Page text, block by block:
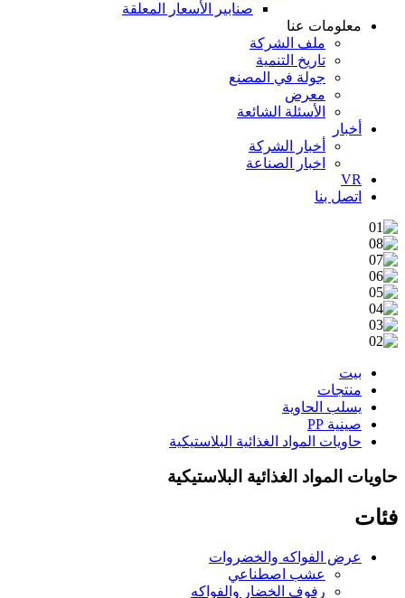
صنابير الأسعار المعلقة
معلومات عنا
ملف الشركة
تاريخ التنمية
جولة في المصنع
معرض
الأسئلة الشائعة
أخبار
أخبار الشركة
اخبار الصناعة
VR
اتصل بنا
بيت
منتجات
يسلب الحاوية
صينية PP
حاويات المواد الغذائية البلاستيكية
حاويات المواد الغذائية البلاستيكية
فئات
عرض الفواكه والخضروات
عشب اصطناعي
رفوف الخضار والفواكه